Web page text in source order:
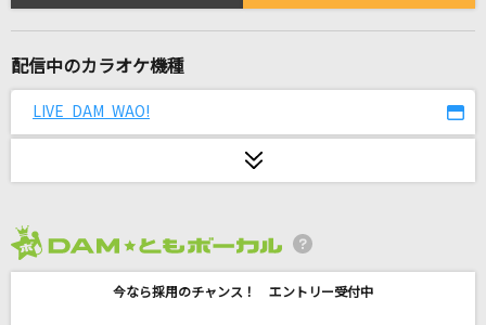
Official髭男dism
DECO*27
[生音]M
PRINCESS PRINCESS
配信中のカラオケ機種
LIVE DAM WAO!
今なら採用のチャンス！ エントリー受付中